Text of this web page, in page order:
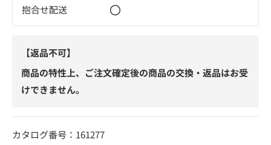
抱合せ配送 〇
【返品不可】
商品の特性上、ご注文確定後の商品の交換・返品はお受
けできません。
カタログ番号：161277